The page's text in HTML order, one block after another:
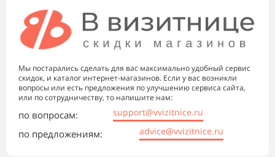
Мы постарались сделать для вас максимально удобный сервис
скидок, и каталог интернет-магазинов. Если у вас возникли
вопросы или есть предложения по улучшению сервиса сайта,
или по сотрудничеству, то напишите нам:
по вопросам: support@vvizitnice.ru
по предложениям: advice@vvizitnice.ru